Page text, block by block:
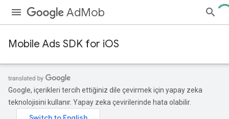
AdMob
Mobile Ads SDK for iOS
Google, içerikleri tercih ettiğiniz dile çevirmek için yapay zeka
teknolojisini kullanır. Yapay zeka çevirilerinde hata olabilir.